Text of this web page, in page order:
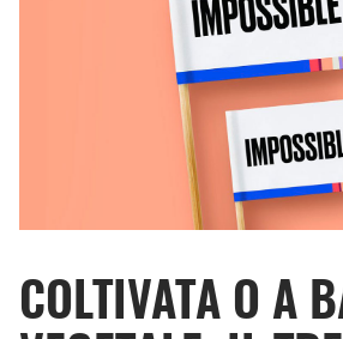
COLTIVATA O A